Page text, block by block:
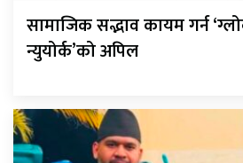
सामाजिक सद्भाव कायम गर्न
न्युयोर्क’को अपिल